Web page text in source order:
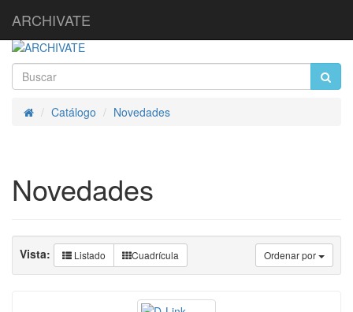
ARCHIVATE
InicioCatálogo Novedades
Novedades
Ordenar por
Vista: Listado Cuadrícula